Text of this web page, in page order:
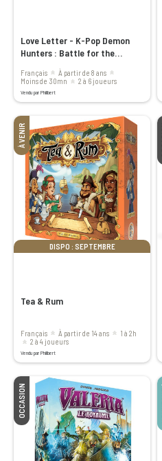
Love Letter - K-Pop Demon
Hunters : Battle for the
Français
à partir de 8 ans
moins de 30mn
2 à 6 joueurs
Vendu par Philibert
À VENIR
DISPO : SEPTEMBRE
Tea & Rum
Français à partir de 14 ans
1 à 2h
2 à 4 joueurs
Vendu par Philibert
OCCASION